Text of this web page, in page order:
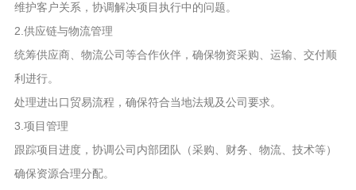
维护客户关系，协调解决项目执行中的问题。
2.供应链与物流管理
统筹供应商、物流公司等合作伙伴，确保物资采购、运输、交付顺
利进行。
处理进出口贸易流程，确保符合当地法规及公司要求。
3.项目管理
跟踪项目进度，协调公司内部团队（采购、财务、物流、技术等）
确保资源合理分配。